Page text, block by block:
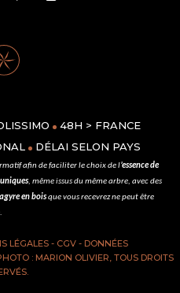
48H > FRANCE
DÉLAI SELON PAYS
afin de faciliter le choix de l’essence de
uniques, même issus du même arbre, avec des
en boisque vous recevrez ne peut être
LÉGALES- CGV- DONNÉES
: MARION OLIVIER, TOUS DROITS